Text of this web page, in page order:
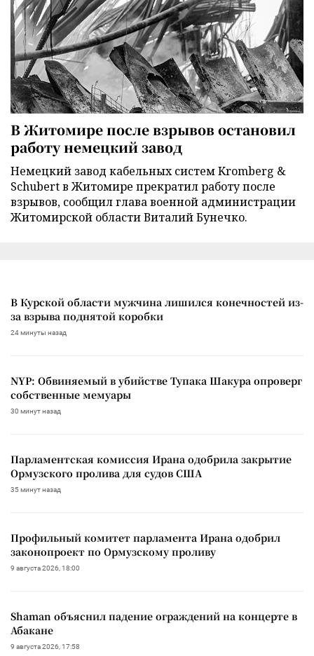
В Житомире после взрывов остановил
работу немецкий завод
Немецкий завод кабельных систем Kromberg &
Schubert в Житомире прекратил работу после
взрывов, сообщил глава военной администрации
Житомирской области Виталий Бунечко.
В Курской области мужчина лишился конечностей из-
за взрыва поднятой коробки
24 минуты назад
NYP: Обвиняемый в убийстве Тупака Шакура опроверг
собственные мемуары
30 минут назад
Парламентская комиссия Ирана одобрила закрытие
Ормузского пролива для судов США
35 минут назад
Профильный комитет парламента Ирана одобрил
законопроект по Ормузскому проливу
9 августа 2026, 18:00
Shaman объяснил падение ограждений на концерте в
Абакане
9 августа 2026, 17:58